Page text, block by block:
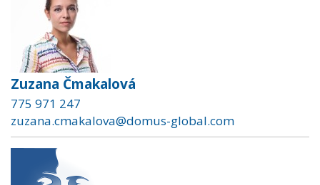
Zuzana Čmakalová
775 971 247
zuzana.cmakalova@domus-global.com